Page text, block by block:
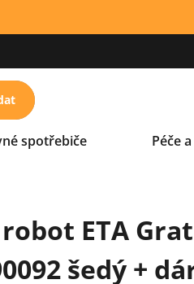
spotřebiče Péče
ETA
šedý +